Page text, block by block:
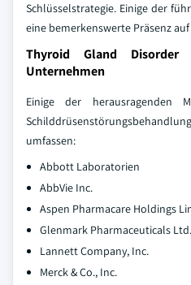
Schlüsselstrategie. Einige der
eine bemerkenswerte Präsenz
Thyroid Gland Disorder
Unternehmen
Einige der herausragenden
umfassen:
Abbott Laboratorien
AbbVie Inc.
Aspen Pharmacare Holdings
Glenmark Pharmaceuticals Ltd.
Lannett Company, Inc.
Merck & Co., Inc.